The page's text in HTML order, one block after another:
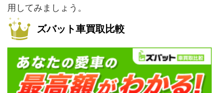
用してみましょう。
ズバット車買取比較